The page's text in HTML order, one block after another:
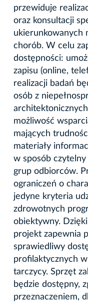
przewiduje
oraz konsultacji
ukierunkowanych
chorób. W celu
dostępności:
zapisu (online,
realizacji badań
osób z
możliwość
mających
materiały
w sposób czytelny
grup odbiorców.
ograniczeń o
jedyne kryteria
zdrowotnych
obiektywny.
projekt zapewnia
sprawiedliwy
profilaktycznych
tarczycy. Sprzęt
będzie dostępny,
przeznaczeniem,